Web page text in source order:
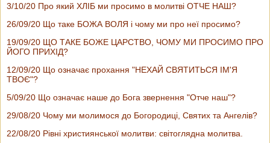
3/10/20 Про який ХЛІБ ми просимо в молитві ОТЧЕ НАШ?
26/09/20 Що таке БОЖА ВОЛЯ і чому ми про неї просимо?
19/09/20 ЩО ТАКЕ БОЖЕ ЦАРСТВО, ЧОМУ МИ ПРОСИМО ПРО
ЙОГО ПРИХІД?
12/09/20 Що означає прохання "НЕХАЙ СВЯТИТЬСЯ ІМ'Я
ТВОЄ"?
5/09/20 Що означає наше до Бога звернення "Отче наш"?
29/08/20 Чому ми молимося до Богородиці, Святих та Ангелів?
22/08/20 Рівні християнської молитви: світоглядна молитва.